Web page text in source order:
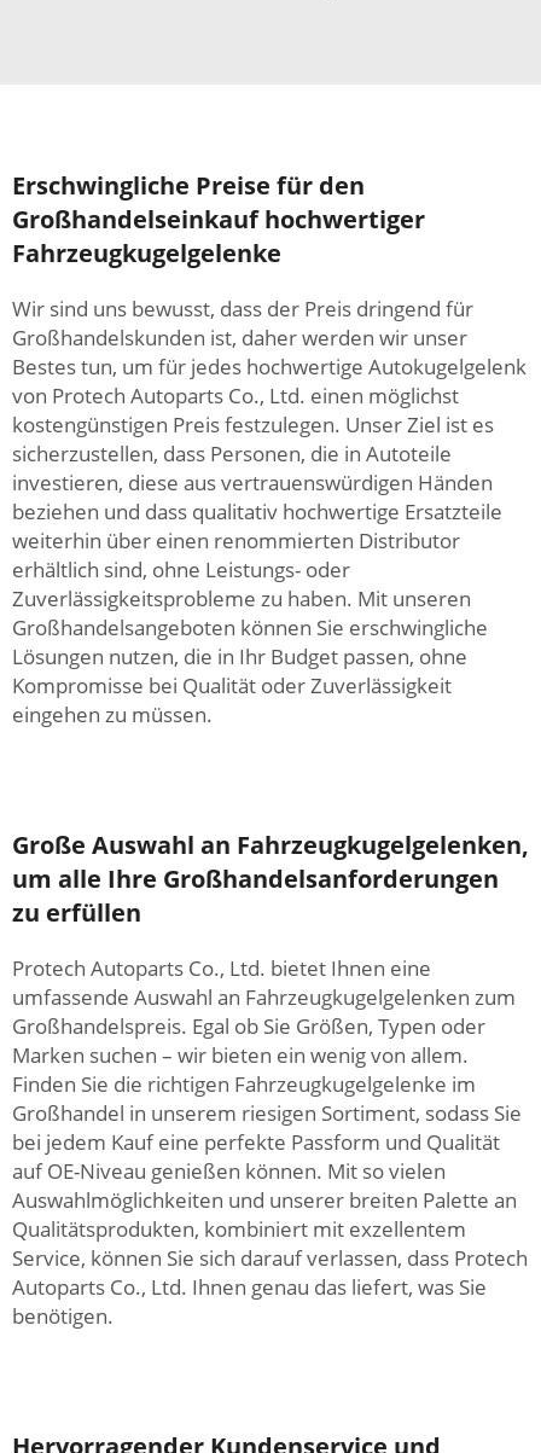
Erschwingliche Preise für den
Großhandelseinkauf hochwertiger
Fahrzeugkugelgelenke
Wir sind uns bewusst, dass der Preis dringend für
Großhandelskunden ist, daher werden wir unser
Bestes tun, um für jedes hochwertige Autokugelgelenk
von Protech Autoparts Co., Ltd. einen möglichst
kostengünstigen Preis festzulegen. Unser Ziel ist es
sicherzustellen, dass Personen, die in Autoteile
investieren, diese aus vertrauenswürdigen Händen
beziehen und dass qualitativ hochwertige Ersatzteile
weiterhin über einen renommierten Distributor
erhältlich sind, ohne Leistungs- oder
Zuverlässigkeitsprobleme zu haben. Mit unseren
Großhandelsangeboten können Sie erschwingliche
Lösungen nutzen, die in Ihr Budget passen, ohne
Kompromisse bei Qualität oder Zuverlässigkeit
eingehen zu müssen.
Große Auswahl an Fahrzeugkugelgelenken,
um alle Ihre Großhandelsanforderungen
zu erfüllen
Protech Autoparts Co., Ltd. bietet Ihnen eine
umfassende Auswahl an Fahrzeugkugelgelenken zum
Großhandelspreis. Egal ob Sie Größen, Typen oder
Marken suchen – wir bieten ein wenig von allem.
Finden Sie die richtigen Fahrzeugkugelgelenke im
Großhandel in unserem riesigen Sortiment, sodass Sie
bei jedem Kauf eine perfekte Passform und Qualität
auf OE-Niveau genießen können. Mit so vielen
Auswahlmöglichkeiten und unserer breiten Palette an
Qualitätsprodukten, kombiniert mit exzellentem
Service, können Sie sich darauf verlassen, dass Protech
Autoparts Co., Ltd. Ihnen genau das liefert, was Sie
benötigen.
Hervorragender Kundenservice und